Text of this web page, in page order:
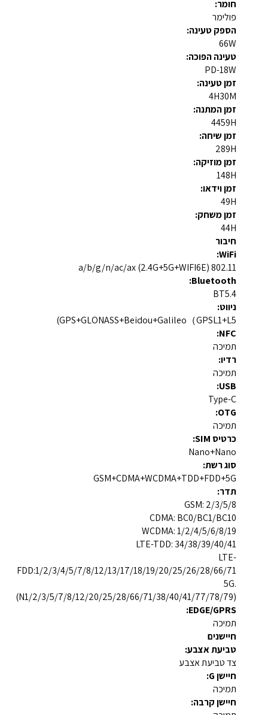
חומר:
פולימר
הספק טעינה:
66W
טעינה הפוכה:
PD-18W
זמן טעינה:
4H30M
זמן המתנה:
4459H
זמן שיחה:
289H
זמן מוזיקה:
148H
זמן וידאו:
49H
זמן משחק:
44H
חיבור
WiFi:
802.11 a/b/g/n/ac/ax (2.4G+5G+WIFI6E)
Bluetooth:
BT5.4
ניווט:
GPS+GLONASS+Beidou+Galileo（GPSL1+L5)
NFC:
תמיכה
רדיו:
תמיכה
USB:
Type-C
OTG:
תמיכה
כרטיס SIM:
Nano+Nano
סוג רשת:
GSM+CDMA+WCDMA+TDD+FDD+5G
תדר:
GSM: 2/3/5/8
CDMA: BC0/BC1/BC10
WCDMA: 1/2/4/5/6/8/19
LTE-TDD: 34/38/39/40/41
LTE-
FDD:1/2/3/4/5/7/8/12/13/17/18/19/20/25/26/28/66/71
5G.
(N1/2/3/5/7/8/12/20/25/28/66/71/38/40/41/77/78/79)
EDGE/GPRS:
תמיכה
חיישנים
טביעת אצבע:
צד טביעת אצבע
חיישן G:
תמיכה
חיישן קרבה: